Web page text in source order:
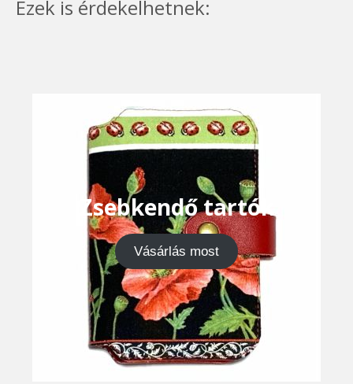
Ezek is érdekelhetnek:
Zsebkendő tartók
Vásárlás most